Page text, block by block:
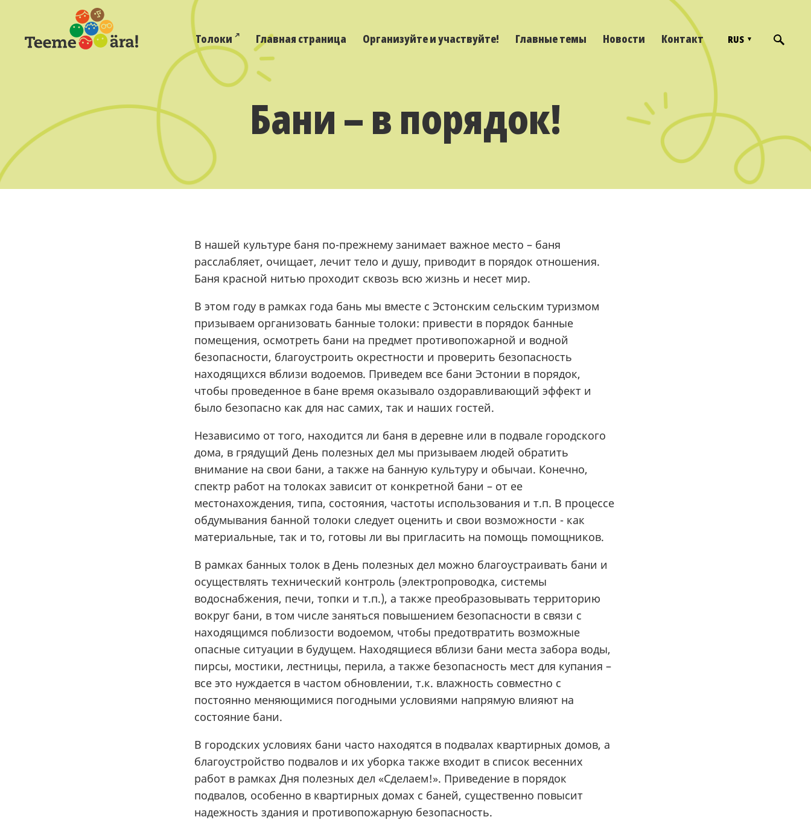
Толоки Главная страница Организуйте и участвуйте! Главные темы Новости Контакт RUS
Бани – в порядок!
В нашей культуре баня по-прежнему занимает важное место – баня
расслабляет, очищает, лечит тело и душу, приводит в порядок отношения.
Баня красной нитью проходит сквозь всю жизнь и несет мир.
В этом году в рамках года бань мы вместе с Эстонским сельским туризмом
призываем организовать банные толоки: привести в порядок банные
помещения, осмотреть бани на предмет противопожарной и водной
безопасности, благоустроить окрестности и проверить безопасность
находящихся вблизи водоемов. Приведем все бани Эстонии в порядок,
чтобы проведенное в бане время оказывало оздоравливающий эффект и
было безопасно как для нас самих, так и наших гостей.
Независимо от того, находится ли баня в деревне или в подвале городского
дома, в грядущий День полезных дел мы призываем людей обратить
внимание на свои бани, а также на банную культуру и обычаи. Конечно,
спектр работ на толоках зависит от конкретной бани – от ее
местонахождения, типа, состояния, частоты использования и т.п. В процессе
обдумывания банной толоки следует оценить и свои возможности - как
материальные, так и то, готовы ли вы пригласить на помощь помощников.
В рамках банных толок в День полезных дел можно благоустраивать бани и
осуществлять технический контроль (электропроводка, системы
водоснабжения, печи, топки и т.п.), а также преобразовывать территорию
вокруг бани, в том числе заняться повышением безопасности в связи с
находящимся поблизости водоемом, чтобы предотвратить возможные
опасные ситуации в будущем. Находящиеся вблизи бани места забора воды,
пирсы, мостики, лестницы, перила, а также безопасность мест для купания –
все это нуждается в частом обновлении, т.к. влажность совместно с
постоянно меняющимися погодными условиями напрямую влияют на
состояние бани.
В городских условиях бани часто находятся в подвалах квартирных домов, а
благоустройство подвалов и их уборка также входит в список весенних
работ в рамках Дня полезных дел «Сделаем!». Приведение в порядок
подвалов, особенно в квартирных домах с баней, существенно повысит
надежность здания и противопожарную безопасность.